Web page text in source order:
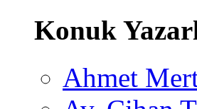
Konuk
Ahmet